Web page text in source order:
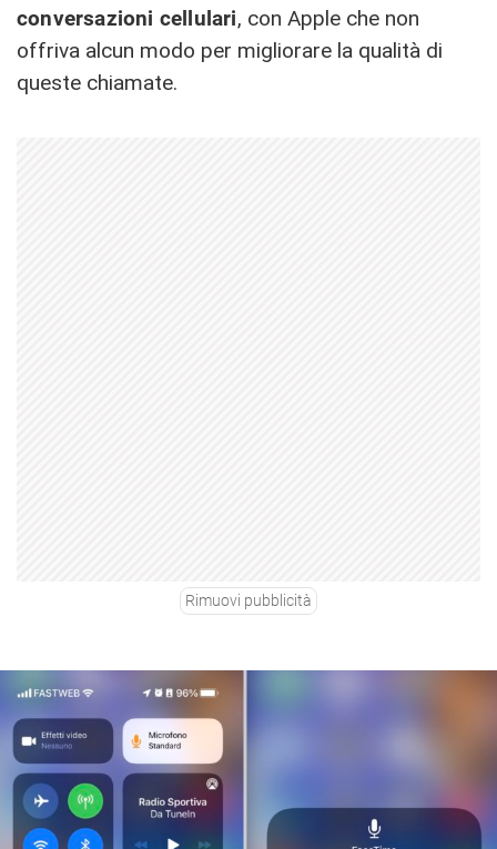
conversazioni cellulari, con Apple che non
offriva alcun modo per migliorare la qualità di
queste chiamate.
Rimuovi pubblicità